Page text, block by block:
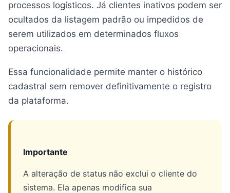
processos logísticos. Já clientes inativos podem ser
ocultados da listagem padrão ou impedidos de
serem utilizados em determinados fluxos
operacionais.
Essa funcionalidade permite manter o histórico
cadastral sem remover definitivamente o registro
da plataforma.
Importante
A alteração de status não exclui o cliente do
sistema. Ela apenas modifica sua